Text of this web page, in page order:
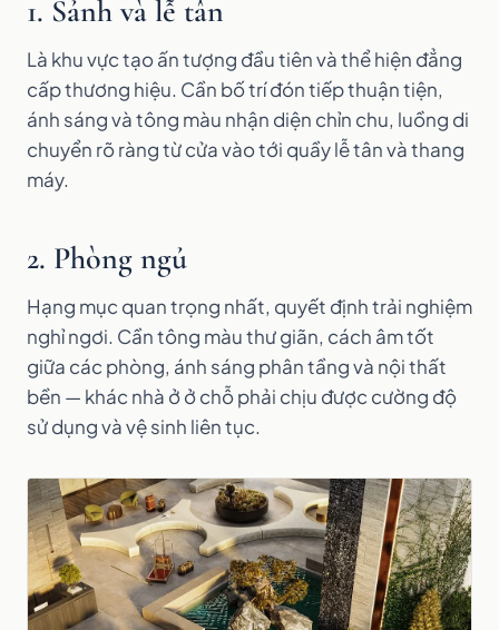
1. Sảnh và lễ tân
Là khu vực tạo ấn tượng đầu tiên và thể hiện đẳng
cấp thương hiệu. Cần bố trí đón tiếp thuận tiện,
ánh sáng và tông màu nhận diện chỉn chu, luồng di
chuyển rõ ràng từ cửa vào tới quầy lễ tân và thang
máy.
2. Phòng ngủ
Hạng mục quan trọng nhất, quyết định trải nghiệm
nghỉ ngơi. Cần tông màu thư giãn, cách âm tốt
giữa các phòng, ánh sáng phân tầng và nội thất
bền — khác nhà ở ở chỗ phải chịu được cường độ
sử dụng và vệ sinh liên tục.